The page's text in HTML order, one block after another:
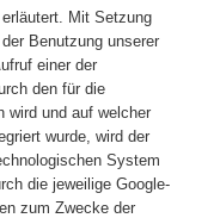
Mit Setzung
Benutzung unserer
einer der
den für die
wird und auf welcher
wurde, wird der
System
die jeweilige Google-
zum Zwecke der